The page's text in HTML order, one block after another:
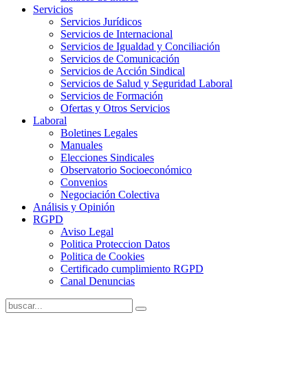
Servicios
Servicios Jurídicos
Servicios de Internacional
Servicios de Igualdad y Conciliación
Servicios de Comunicación
Servicios de Acción Sindical
Servicios de Salud y Seguridad Laboral
Servicios de Formación
Ofertas y Otros Servicios
Laboral
Boletines Legales
Manuales
Elecciones Sindicales
Observatorio Socioeconómico
Convenios
Negociación Colectiva
Análisis y Opinión
RGPD
Aviso Legal
Politica Proteccion Datos
Politica de Cookies
Certificado cumplimiento RGPD
Canal Denuncias